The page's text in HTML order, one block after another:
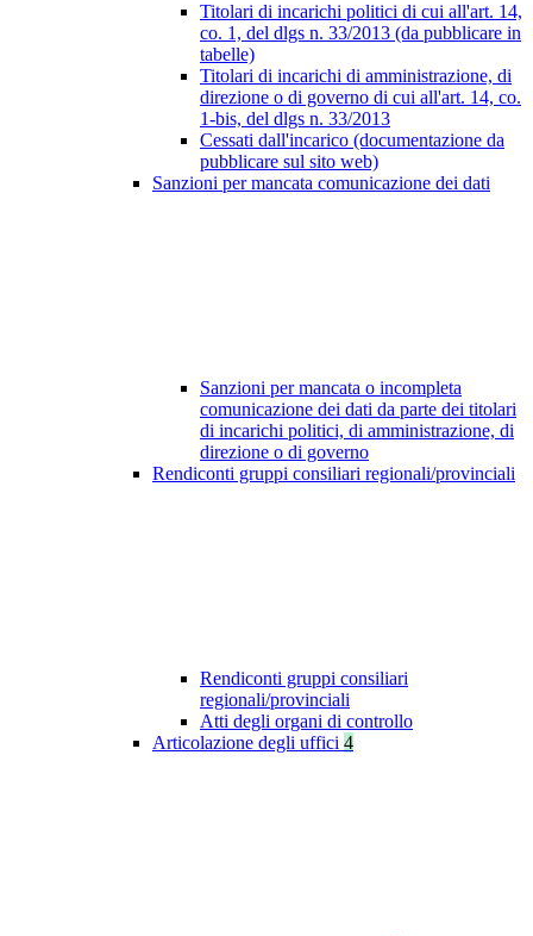
Titolari di incarichi politici di cui all'art. 14,
co. 1, del dlgs n. 33/2013 (da pubblicare in
tabelle)
Titolari di incarichi di amministrazione, di
direzione o di governo di cui all'art. 14, co.
1-bis, del dlgs n. 33/2013
Cessati dall'incarico (documentazione da
pubblicare sul sito web)
Sanzioni per mancata comunicazione dei dati
Sanzioni per mancata o incompleta
comunicazione dei dati da parte dei titolari
di incarichi politici, di amministrazione, di
direzione o di governo
Rendiconti gruppi consiliari regionali/provinciali
Rendiconti gruppi consiliari
regionali/provinciali
Atti degli organi di controllo
Articolazione degli uffici 4